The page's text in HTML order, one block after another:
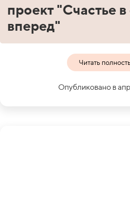
проект "Счастье
вперед"
Читать
Опубликовано в